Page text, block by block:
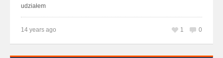
udziałem
14 years ago 0
1